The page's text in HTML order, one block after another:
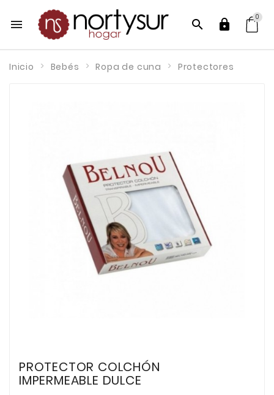
  
0
Inicio Bebés Ropa de cuna Protectores
PROTECTOR COLCHÓN
IMPERMEABLE DULCE